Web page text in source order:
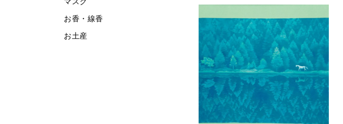
お香・線香
お土産